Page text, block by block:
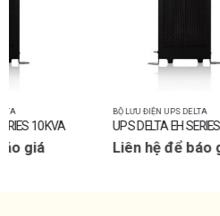
BỘ LƯU ĐIỆN UPS DELTA
UPS DELTA EH SERIES 15KVA
Liên hệ để báo giá